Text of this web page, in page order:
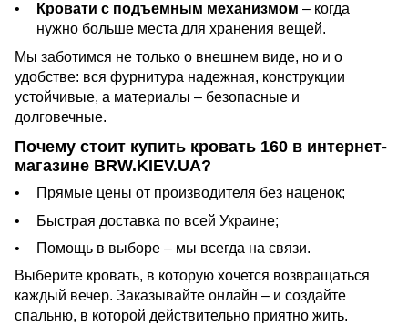
Кровати с подъемным механизмом – когда
нужно больше места для хранения вещей.
Мы заботимся не только о внешнем виде, но и о
удобстве: вся фурнитура надежная, конструкции
устойчивые, а материалы – безопасные и
долговечные.
Почему стоит купить кровать 160 в интернет-
магазине BRW.KIEV.UA?
Прямые цены от производителя без наценок;
Быстрая доставка по всей Украине;
Помощь в выборе – мы всегда на связи.
Выберите кровать, в которую хочется возвращаться
каждый вечер. Заказывайте онлайн – и создайте
спальню, в которой действительно приятно жить.